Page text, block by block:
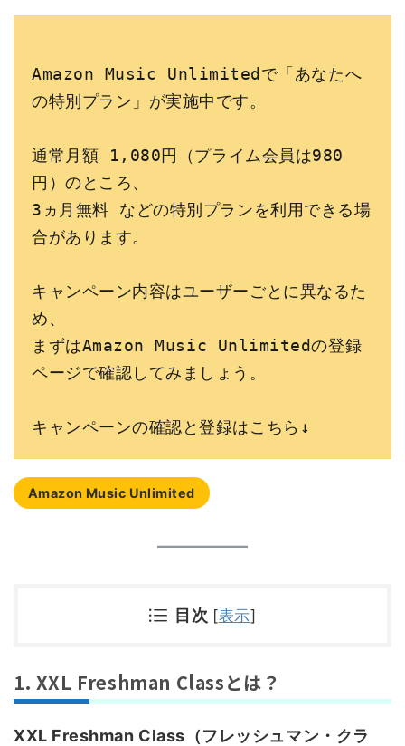
Amazon Music Unlimitedで「あなたへ
の特別プラン」が実施中です。
通常月額 1,080円（プライム会員は980
円）のところ、
3ヵ月無料 などの特別プランを利用できる場
合があります。
キャンペーン内容はユーザーごとに異なるた
め、
まずはAmazon Music Unlimitedの登録
ページで確認してみましょう。
キャンペーンの確認と登録はこちら↓
Amazon Music Unlimited
目次 [表示]
1. XXL Freshman Classとは？
XXL Freshman Class（フレッシュマン・クラ